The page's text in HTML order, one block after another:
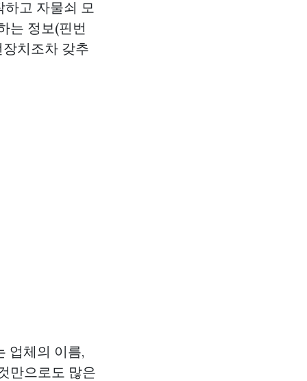
고 자물쇠 모
는 정보(핀번
치조차 갖추
업체의 이름,
만으로도 많은